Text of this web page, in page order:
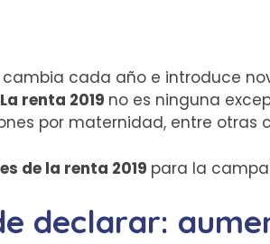
cambia cada año e introduce
La renta 2019 no es ninguna
por maternidad, entre otras
de la renta 2019 para la
declarar: